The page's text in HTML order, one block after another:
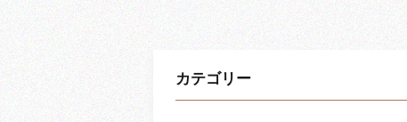
カテゴリー